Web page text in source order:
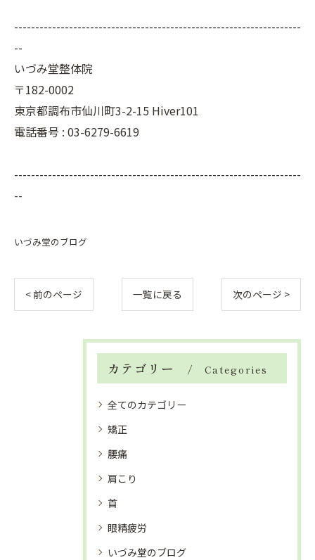
--------------------------------------------------------------------
--
いづみ堂整体院
〒182-0002
東京都調布市仙川町3-2-15 Hiver101
電話番号 : 03-6279-6619
--------------------------------------------------------------------
--
いづみ堂のブログ
< 前のページ 一覧に戻る 次のページ >
カテゴリー Categories
全てのカテゴリー
矯正
腰痛
肩こり
首
眼精疲労
いづみ堂のブログ